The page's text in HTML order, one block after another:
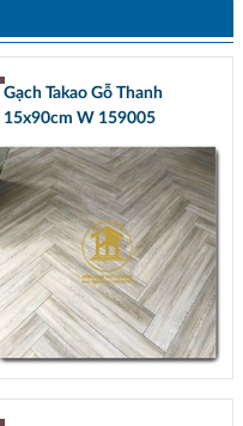
Gạch Takao Gỗ Thanh
15x90cm W 159005